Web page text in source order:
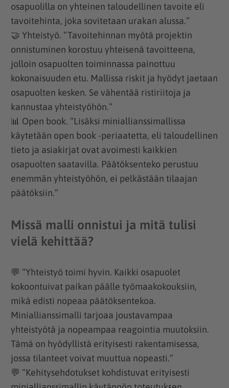
osapuolilla on yhteinen taloudellinen tavoite eli
tavoitehinta, joka sovitetaan urakan alussa.”
🤝 Yhteistyö. “Tavoitehinnan myötä projektin
onnistuminen korostuu yhteisenä tavoitteena,
jolloin osapuolten toiminnassa painottuu
kokonaisuuden etu. Mallissa riskit ja hyödyt jaetaan
osapuolten kesken. Se vähentää ristiriitoja ja
kannustaa yhteistyöhön.”
📊 Open book. “Lisäksi miniallianssimallissa
käytetään open book -periaatetta, eli taloudellinen
tieto ja asiakirjat ovat avoimesti kaikkien
osapuolten saatavilla. Päätöksenteko perustuu
enemmän yhteistyöhön, ei pelkästään tilaajan
päätöksiin.”
Missä malli onnistui ja mitä tulisi
vielä kehittää?
💬 “Yhteistyö toimi hyvin. Kaikki osapuolet
kokoontuivat paikan päälle työmaakokouksiin,
mikä edisti nopeaa päätöksentekoa.
Miniallianssimalli tarjoaa joustavampaa
yhteistyötä ja nopeampaa reagointia muutoksiin.
Tämä on hyödyllistä erityisesti rakentamisessa,
jossa tilanteet voivat muuttua nopeasti.”
💬 “Kehitysehdotukset kohdistuvat erityisesti